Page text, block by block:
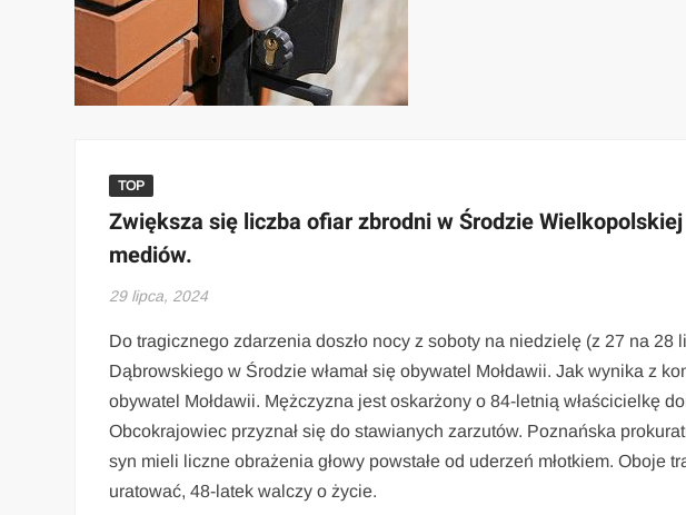
TOP
Zwiększa się liczba ofiar zbrodni w Środzie
mediów.
29 lipca, 2024
Do tragicznego zdarzenia doszło nocy z soboty na niedzielę (z 27 na
Dąbrowskiego w Środzie włamał się obywatel Mołdawii. Jak wynika z
obywatel Mołdawii. Mężczyzna jest oskarżony o 84-letnią właścicielkę
Obcokrajowiec przyznał się do stawianych zarzutów. Poznańska
syn mieli liczne obrażenia głowy powstałe od uderzeń młotkiem. Oboje
uratować, 48-latek walczy o życie.